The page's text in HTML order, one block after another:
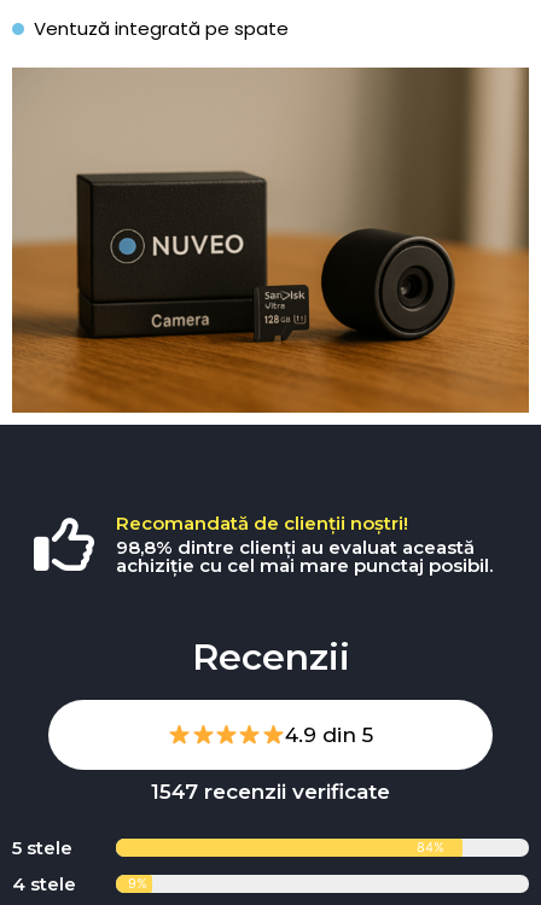
Ventuză integrată pe spate
Recomandată de clienții noștri!
98,8% dintre clienți au evaluat această
achiziție cu cel mai mare punctaj posibil.
Recenzii
4.9 din 5
1547 recenzii verificate
5 stele 84%
4 stele 9%